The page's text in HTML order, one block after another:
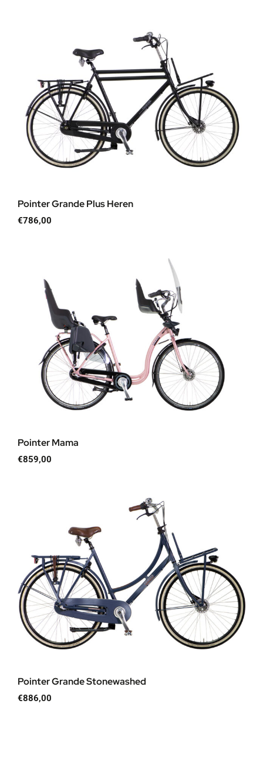
Pointer Grande Plus Heren
€786,00
Pointer Mama
€859,00
Pointer Grande Stonewashed
€886,00